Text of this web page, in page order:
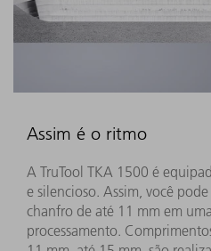
Assim é o ritmo
A TruTool TKA 1500 é
e silencioso. Assim, você
chanfro de até 11 mm em
processamento.